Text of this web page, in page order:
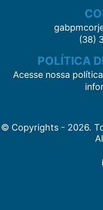
(38)
POLÍTICA
Acesse nossa
© Copyrights - 2026.